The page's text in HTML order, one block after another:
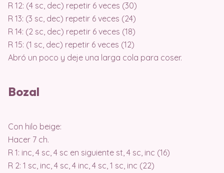
R 12: (4 sc, dec) repetir 6 veces (30)
R 13: (3 sc, dec) repetir 6 veces (24)
R 14: (2 sc, dec) repetir 6 veces (18)
R 15: (1 sc, dec) repetir 6 veces (12)
Abró un poco y deje una larga cola para coser.
Bozal
Con hilo beige:
Hacer 7 ch.
R 1: inc, 4 sc, 4 sc en siguiente st, 4 sc, inc (16)
R 2: 1 sc, inc, 4 sc, 4 inc, 4 sc, 1 sc, inc (22)